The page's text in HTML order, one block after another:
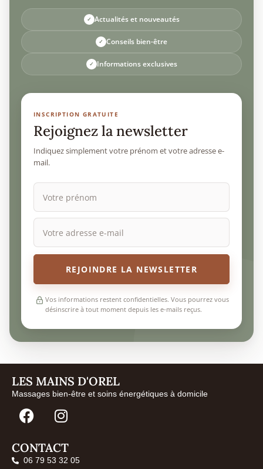
Actualités et nouveautés
Conseils bien-être
Informations exclusives
INSCRIPTION GRATUITE
Rejoignez la newsletter
Indiquez simplement votre prénom et votre adresse e-
mail.
REJOINDRE LA NEWSLETTER
Vos informations restent confidentielles. Vous pourrez vous
désinscrire à tout moment depuis les e-mails reçus.
LES MAINS D'OREL
Massages bien-être et soins énergétiques à domicile
CONTACT
06 79 53 32 05